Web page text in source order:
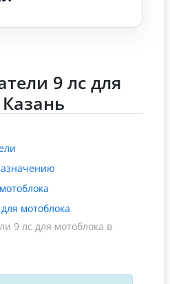
9 лс для
мотоблока
9 лс для мотоблока в